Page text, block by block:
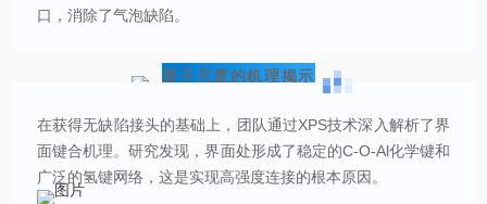
口，消除了气泡缺陷。
原子尺度的机理揭示
在获得无缺陷接头的基础上，团队通过XPS技术深入解析了界
面键合机理。研究发现，界面处形成了稳定的C-O-Al化学键和
广泛的氢键网络，这是实现高强度连接的根本原因。